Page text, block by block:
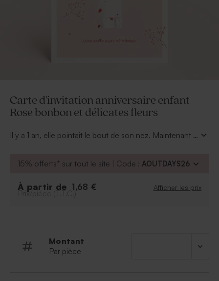
Carte d'invitation anniversaire enfant
Rose bonbon et délicates fleurs
Il y a 1 an, elle pointait le bout de son nez. Maintenant il
événement, envoyez-leur une carte d'invitation
Un thème bohème et délicat que vous pourrez
15% offerts* sur tout le site | Code : AOUTDAYS26
À partir de 1,68 € Afficher les prix
Prix/pièce (T.T.C.)
Montant
Par pièce